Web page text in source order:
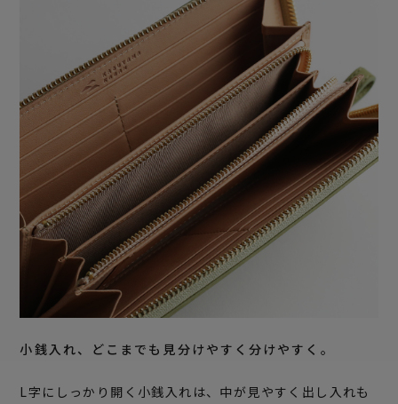
小銭入れ、どこまでも見分けやすく分けやすく。
L字にしっかり開く小銭入れは、中が見やすく出し入れも